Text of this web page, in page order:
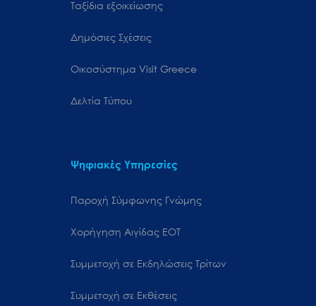
Ταξίδια εξοικείωσης
Δημόσιες Σχέσεις
Oικοσύστημα Visit Greece
Δελτία Τύπου
Ψηφιακές Υπηρεσίες
Παροχή Σύμφωνης Γνώμης
Χορήγηση Αιγίδας ΕΟΤ
Συμμετοχή σε Εκδηλώσεις Τρίτων
Συμμετοχή σε Εκθέσεις